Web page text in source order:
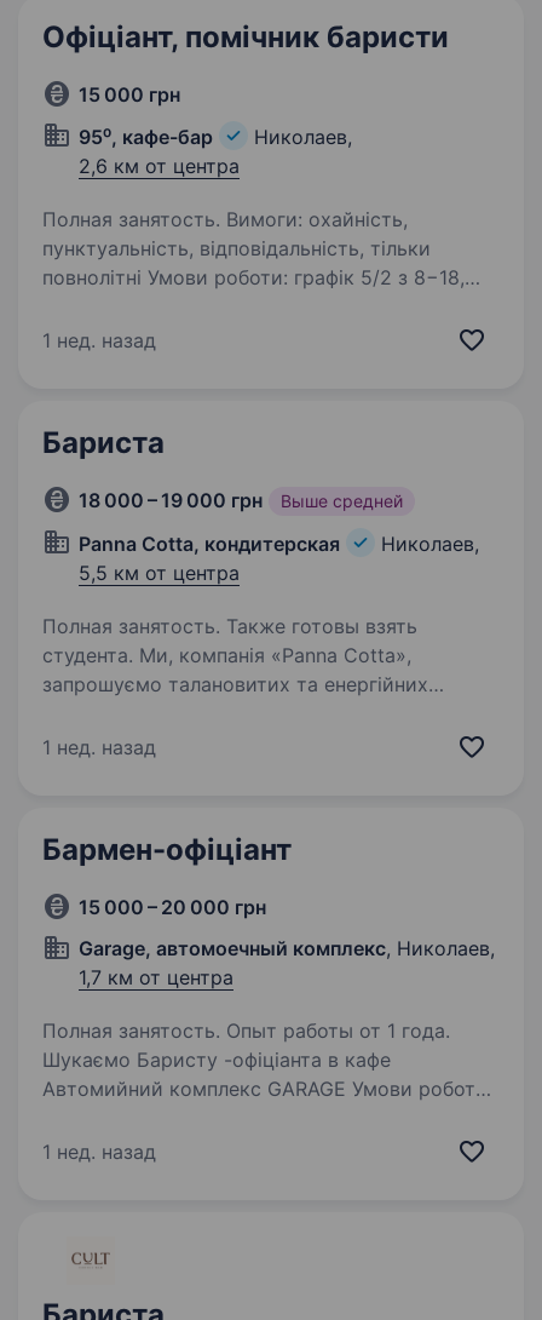
Офіціант, помічник баристи
15 000 грн
95⁰, кафе-бар
Николаев,
2,6 км от центра
Полная занятость. Вимоги: охайність,
пунктуальність, відповідальність, тільки
повнолітні Умови роботи: графік 5/2 з 8−18,
за чистоту, допомога барвисті
1 нед. назад
Бариста
18 000 – 19 000 грн Выше средней
Panna Cotta, кондитерская
Николаев,
5,5 км от центра
Полная занятость. Также готовы взять
студента. Ми, компанія «Panna Cotta»,
запрошуємо талановитих та енергійних
приєднатися до нашої дружньої команди
1 нед. назад
Бармен-офіціант
15 000 – 20 000 грн
Garage, автомоечный комплекс, Николаев,
1,7 км от центра
Полная занятость. Опыт работы от 1 года.
Шукаємо Баристу -офіціанта в кафе
Автомийний комплекс GARAGE Умови роботи:
1 нед. назад